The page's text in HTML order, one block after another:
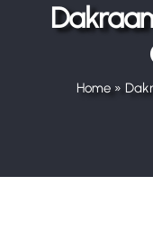
Blogs
Home»